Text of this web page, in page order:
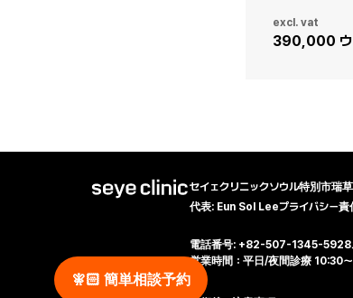
excl. vat
390,000 ウ
セイェクリニックソウル特別市瑞
代表: Eun Sol Leeプライバシー
電話番号: +82-507-1345-5928
営業時間：平日/夜間診療 10:30
🧚🏻‍️ 簡単相談予約